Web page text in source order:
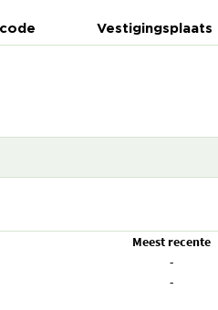
Vestigingsplaats
Meest recente
-
-